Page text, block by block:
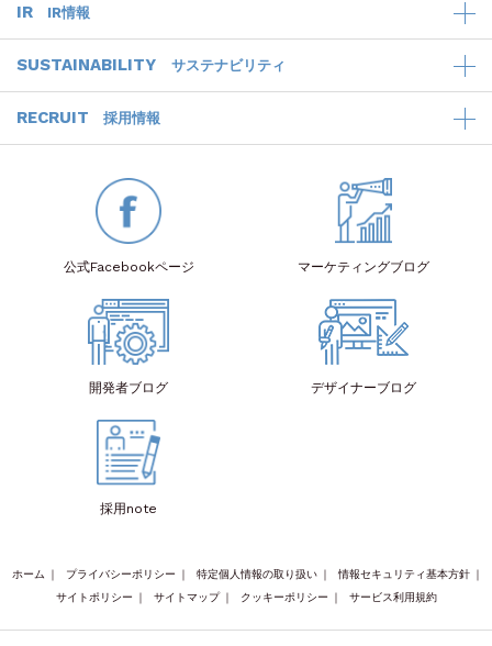
IR IR情報
SUSTAINABILITY サステナビリティ
RECRUIT 採用情報
公式Facebookページ マーケティングブログ
開発者ブログ デザイナーブログ
採用note
ホーム ｜ プライバシーポリシー ｜ 特定個人情報の取り扱い ｜ 情報セキュリティ基本方針 ｜
サイトポリシー
｜ サイトマップ ｜ クッキーポリシー ｜ サービス利用規約